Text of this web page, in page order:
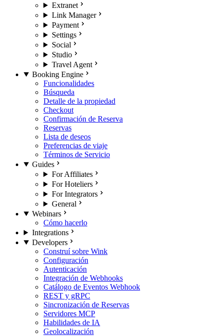
Extranet
Link Manager
Payment
Settings
Social
Studio
Travel Agent
Booking Engine
Funcionalidades
Búsqueda
Detalle de la propiedad
Checkout
Confirmación de Reserva
Reservas
Lista de deseos
Preferencias de viaje
Términos de Servicio
Guides
For Affiliates
For Hoteliers
For Integrators
General
Webinars
Cómo hacerlo
Integrations
Developers
Construí sobre Wink
Configuración
Autenticación
Integración de Webhooks
Catálogo de Eventos Webhook
REST y gRPC
Sincronización de Reservas
Servidores MCP
Habilidades de IA
Geolocalización